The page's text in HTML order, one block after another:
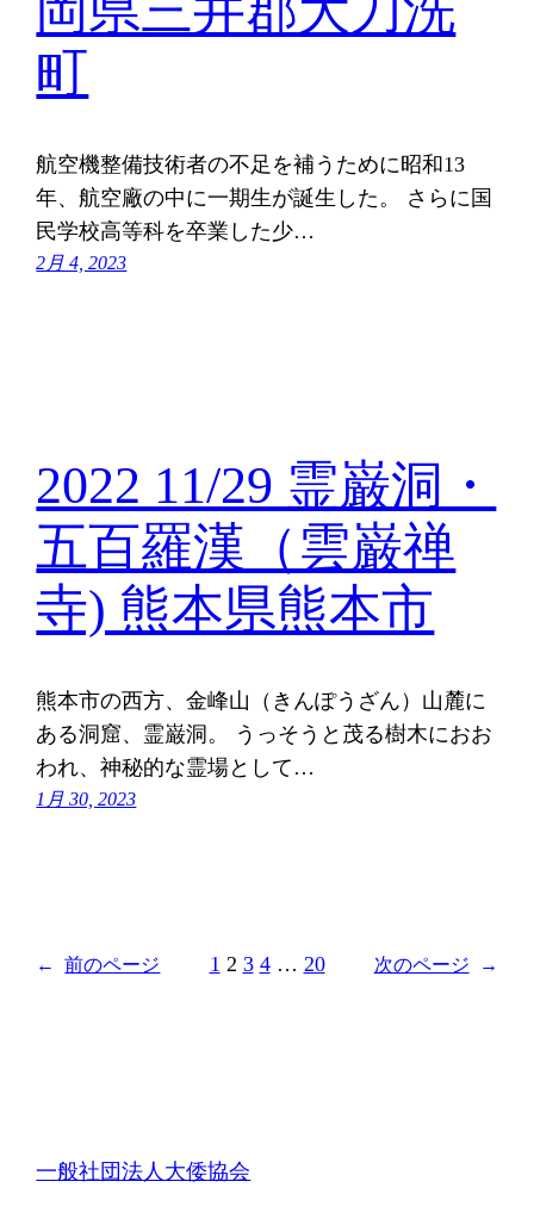
町
航空機整備技術者の不足を補うために昭和13
年、航空廠の中に一期生が誕生した。 さらに国
民学校高等科を卒業した少…
2月 4, 2023
2022 11/29 霊巌洞・
五百羅漢（雲巌禅
寺) 熊本県熊本市
熊本市の西方、金峰山（きんぽうざん）山麓に
ある洞窟、霊巌洞。 うっそうと茂る樹木におお
われ、神秘的な霊場として…
1月 30, 2023
← 前のページ 1 2 3 4 … 20 次のページ →
一般社団法人大倭協会